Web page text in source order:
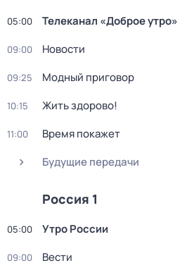
05:00 Телеканал «Доброе утро»
09:00 Новости
09:25 Модный приговор
10:15 Жить здорово!
11:00
Время покажет
Будущие передачи
Россия 1
05:00 Утро России
09:00 Вести